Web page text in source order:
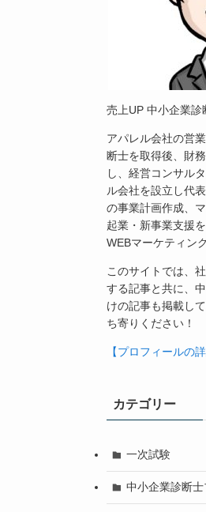
売上UP 中小企業診
アパレル会社の営
断士を取得後、財
し、経営コンサル
ル会社を設立し代
の事業計画作成、
起業・新事業支援
WEBマーケティン
このサイトでは、
する記事と共に、
けの記事も掲載し
ち寄りください！
【プロフィールの
カテゴリー
一次試験
中小企業診断士